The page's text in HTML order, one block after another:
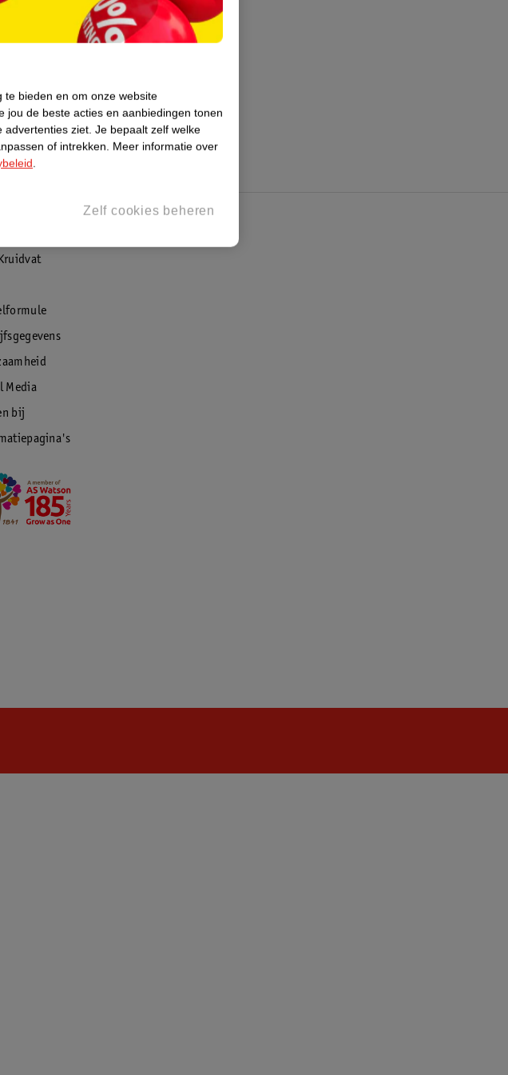
Media
bij
te bieden en om onze website
jou de beste acties en aanbiedingen tonen
advertenties ziet. Je bepaalt zelf welke
of intrekken. Meer informatie over
.
Zelf cookies beheren